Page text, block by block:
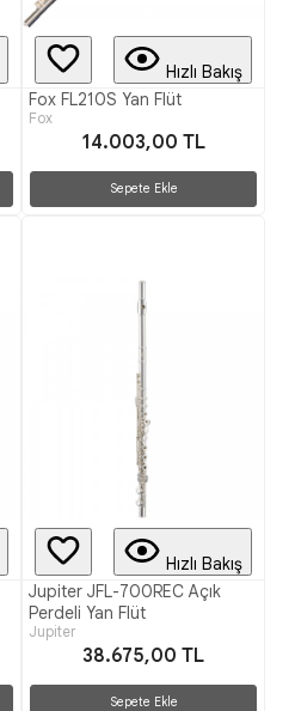
Hızlı Bakış
Fox FL210S Yan Flüt
Fox
14.003,00 TL
Sepete Ekle
Hızlı Bakış
Jupiter JFL-700REC Açık
Perdeli Yan Flüt
Jupiter
38.675,00 TL
Sepete Ekle